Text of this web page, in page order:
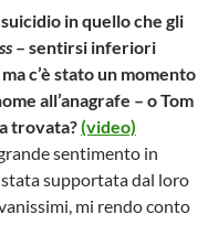
in quello che gli
– sentirsi inferiori
c’è stato un momento
all’anagrafe – o Tom
trovata?(video)
sentimento in
supportata dal loro
mi rendo conto